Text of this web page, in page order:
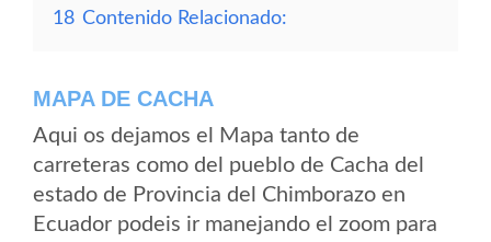
18 Contenido Relacionado:
MAPA DE CACHA
Aqui os dejamos el Mapa tanto de
carreteras como del pueblo de Cacha del
estado de Provincia del Chimborazo en
Ecuador podeis ir manejando el zoom para